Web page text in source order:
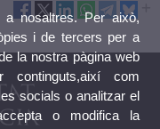
nosaltres. Per això,
i de tercers per a
la nostra pàgina web
continguts,així com
socials o analitzar el
o modifica la